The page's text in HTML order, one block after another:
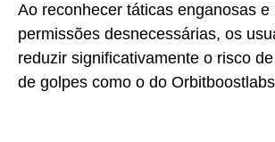
Ao reconhecer táticas enganosas e
permissões desnecessárias, os
reduzir significativamente o risco
de golpes como o do